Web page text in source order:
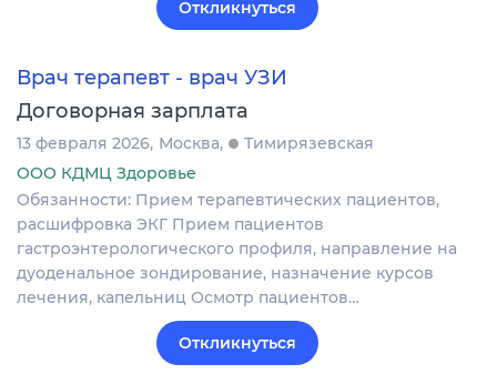
Откликнуться
Врач терапевт - врач УЗИ
Договорная зарплата
13 февраля 2026 Москва
Тимирязевская
ООО КДМЦ Здоровье
Обязанности: Прием терапевтических пациентов,
расшифровка ЭКГ Прием пациентов
гастроэнтерологического профиля, направление на
дуоденальное зондирование, назначение курсов
лечения, капельниц Осмотр пациентов…
Откликнуться